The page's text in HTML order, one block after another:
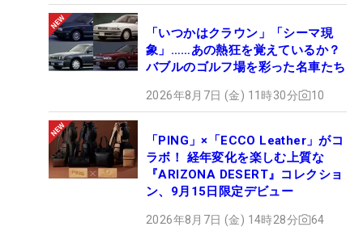
「いつかはクラウン」「シーマ現
象」……あの熱狂を覚えているか？
バブルのゴルフ場を彩った名車たち
2026年8月7日 (金) 11時30分 10
「PING」×「ECCO Leather」がコ
ラボ！ 経年変化を楽しむ上質な
『ARIZONA DESERT』コレクショ
ン、9月15日限定デビュー
2026年8月7日 (金) 14時28分 64